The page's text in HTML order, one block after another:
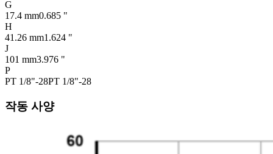
G
17.4 mm0.685 "
H
41.26 mm1.624 "
J
101 mm3.976 "
P
PT 1/8"-28PT 1/8"-28
작동 사양